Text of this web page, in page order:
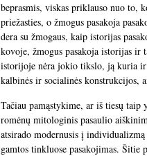
beprasmis, viskas priklauso nuo to,
priežasties, o žmogus pasakoja
dera su žmogaus, kaip istorijas
kovoje, žmogus pasakoja istorijas ir
istorijoje nėra jokio tikslo, ją kuria ir
kalbinės ir socialinės konstrukcijos,
Tačiau pamąstykime, ar iš tiesų
romėnų mitologinis pasaulio
atsirado modernusis į
gamtos tinkluose pasakojimas.